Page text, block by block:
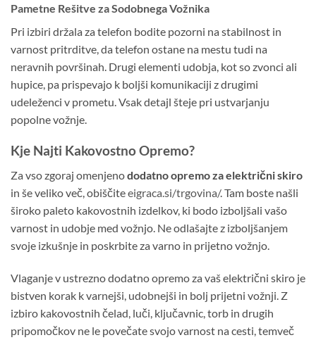
Pametne Rešitve za Sodobnega Vožnika
Pri izbiri držala za telefon bodite pozorni na stabilnost in
varnost pritrditve, da telefon ostane na mestu tudi na
neravnih površinah. Drugi elementi udobja, kot so zvonci ali
hupice, pa prispevajo k boljši komunikaciji z drugimi
udeleženci v prometu. Vsak detajl šteje pri ustvarjanju
popolne vožnje.
Kje Najti Kakovostno Opremo?
Za vso zgoraj omenjenododatno opremo za električni skiro
in še veliko več, obiščiteeigraca.si/trgovina/. Tam boste našli
široko paleto kakovostnih izdelkov, ki bodo izboljšali vašo
varnost in udobje med vožnjo. Ne odlašajte z izboljšanjem
svoje izkušnje in poskrbite za varno in prijetno vožnjo.
Vlaganje v ustrezno dodatno opremo za vaš električni skiro je
bistven korak k varnejši, udobnejši in bolj prijetni vožnji. Z
izbiro kakovostnih čelad, luči, ključavnic, torb in drugih
pripomočkov ne le povečate svojo varnost na cesti, temveč